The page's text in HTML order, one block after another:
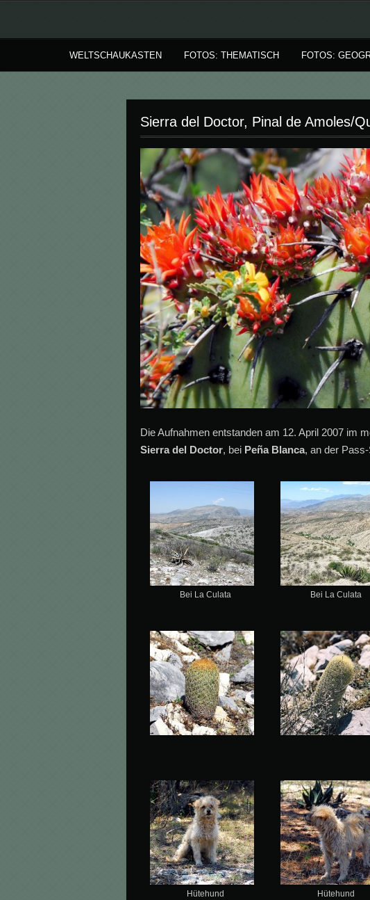
WELTSCHAUKASTEN FOTOS: THEMATISCH FOTOS:
Sierra del Doctor, Pinal de Amoles/
Die Aufnahmen entstanden am 12. April 2007 im
Sierra del Doctor, bei Peña Blanca, an der
Bei La Culata Bei La Culata
Hütehund Hütehund